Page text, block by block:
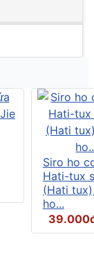
Siro ho
Hati-tux
(Hati
ho...